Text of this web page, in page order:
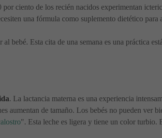
ciento de los recién nacidos experimentan
una fórmula como suplemento dietético para
bebé. Esta cita de una semana es una práctica
. La lactancia materna es una experiencia
aumentan de tamaño. Los bebés no pueden ver
". Esta leche es ligera y tiene un color turbio.